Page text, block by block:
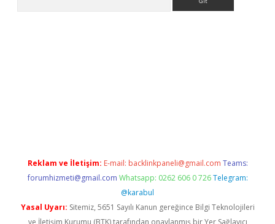
Reklam ve İletişim: E-mail: backlinkpaneli@gmail.com Teams:
forumhizmeti@gmail.com Whatsapp: 0262 606 0 726 Telegram:
@karabul
Yasal Uyarı: Sitemiz, 5651 Sayılı Kanun gereğince Bilgi Teknolojileri
ve İletişim Kurumu (BTK) tarafından onaylanmış bir Yer Sağlayıcı